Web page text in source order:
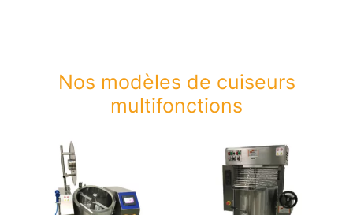
Nos modèles de cuiseurs
multifonctions